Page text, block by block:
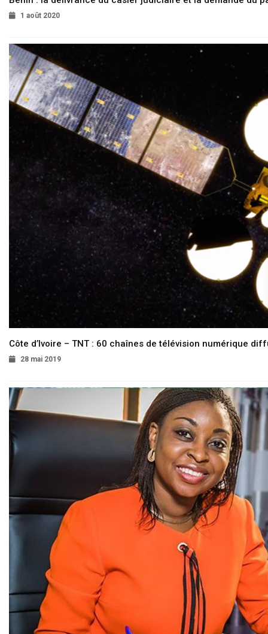
1 août 2020
Côte d’Ivoire – TNT : 60 chaînes de télévision numérique
28 mai 2019